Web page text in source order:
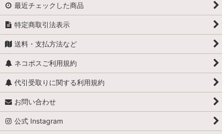
最近チェックした商品
特定商取引法表示
送料・支払方法など
ネコポスご利用規約
代引受取りに関する利用規約
お問い合わせ
公式 Instagram